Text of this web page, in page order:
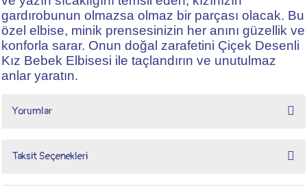
gardırobunun olmazsa olmaz bir parçası olacak. Bu
özel elbise, minik prensesinizin her anını güzellik ve
konforla sarar. Onun doğal zarafetini Çiçek Desenli
Kız Bebek Elbisesi ile taçlandırın ve unutulmaz
anlar yaratın.
Yorumlar
Taksit Seçenekleri